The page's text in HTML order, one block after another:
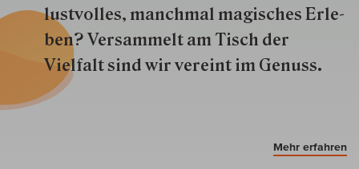
lustvolles, manchmal ma­gisch­es Er­le­
ben? Versammelt am Tisch der
Vielfalt sind wir ver­eint im Genuss.
Mehr erfahren